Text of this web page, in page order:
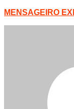
MENSAGEIRO